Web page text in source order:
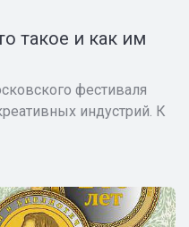
такое и как им
фестиваля
индустрий. К